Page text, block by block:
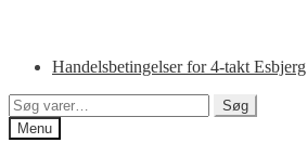
Handelsbetingelser for 4-takt Esbjerg
Søg
efter:
Søg
Menu